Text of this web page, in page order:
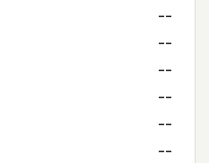
--
--
--
--
--
--